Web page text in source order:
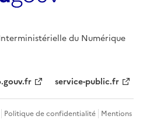
du Numérique
service-public.fr
Politique de confidentialité Mentions